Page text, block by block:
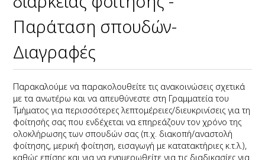
Παράταση σπουδών-
Διαγραφές
Παρακαλούμε να παρακολουθείτε τις ανακοινώσεις σχετικά
με τα ανωτέρω και να απευθύνεστε στη Γραμματεία του
Τμήματος για περισσότερες λεπτομέρειες/διευκρινίσεις για τη
φοίτησής σας που ενδέχεται να επηρεάζουν τον χρόνο της
ολοκλήρωσης των σπουδών σας (π.χ. διακοπή/αναστολή
φοίτησης, μερική φοίτηση, εισαγωγή με κατατακτήριες κ.τ.λ.),
καθώς επίσης και για να ενημερωθείτε για τις διαδικασίες για